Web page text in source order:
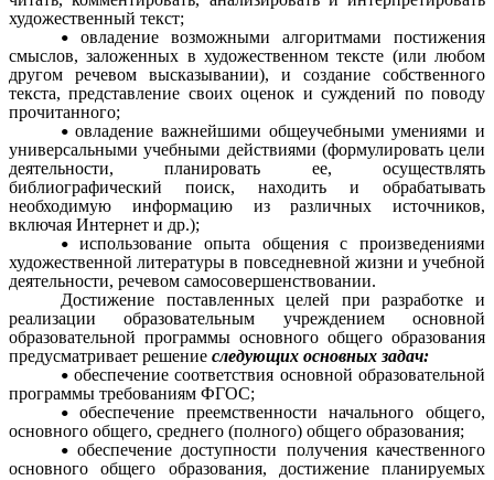
художественный текст;
овладение возможными алгоритмами постижения
смыслов, заложенных в художественном тексте (или любом
другом речевом высказывании), и создание собственного
текста, представление своих оценок и суждений по поводу
прочитанного;
овладение важнейшими общеучебными умениями и
универсальными учебными действиями (формулировать цели
деятельности, планировать ее, осуществлять
библиографический поиск, находить и обрабатывать
необходимую информацию из различных источников,
включая Интернет и др.);
использование опыта общения с произведениями
художественной литературы в повседневной жизни и учебной
деятельности, речевом самосовершенствовании.
Достижение поставленных целей при разработке и
реализации образовательным учреждением основной
образовательной программы основного общего образования
предусматривает решение следующих основных задач:
обеспечение соответствия основной образовательной
программы требованиям ФГОС;
обеспечение преемственности начального общего,
основного общего, среднего (полного) общего образования;
обеспечение доступности получения качественного
основного общего образования, достижение планируемых